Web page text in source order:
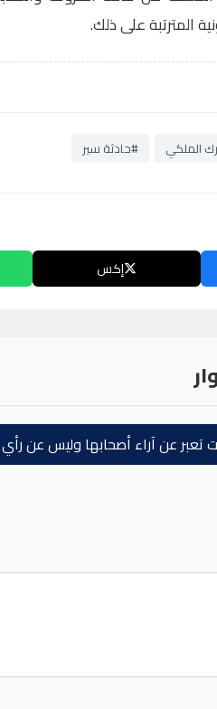
المترتبة على ذلك.
الملكي #حادثة سير
إكس
تعبر عن آراء أصحابها وليس عن